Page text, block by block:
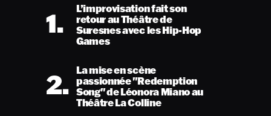
1.
L’improvisation fait son
retour au Théâtre de
Suresnes avec les Hip-Hop
Games
2. La mise en scène
passionnée "Redemption
Song" de Léonora Miano au
Théâtre La Colline